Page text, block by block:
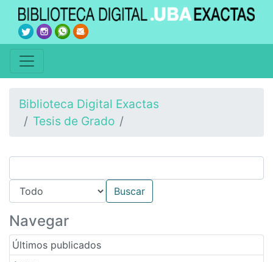
Biblioteca Digital Exactas
Tesis de Grado
Navegar
Últimos publicados